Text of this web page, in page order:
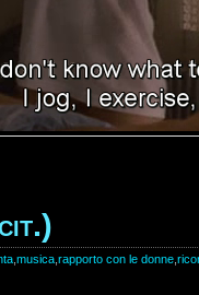
musica rapporto con le donne